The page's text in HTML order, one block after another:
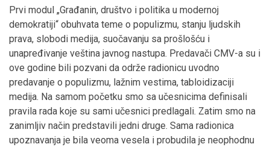
Prvi modul „Građanin, društvo i politika u modernoj
demokratiji“ obuhvata teme o populizmu, stanju ljudskih
prava, slobodi medija, suočavanju sa prošlošću i
unapređivanje veština javnog nastupa. Predavači CMV-a su i
ove godine bili pozvani da održe radionicu uvodno
predavanje o populizmu, lažnim vestima, tabloidizaciji
medija. Na samom početku smo sa učesnicima definisali
pravila rada koje su sami učesnici predlagali. Zatim smo na
zanimljiv način predstavili jedni druge. Sama radionica
upoznavanja je bila veoma vesela i probudila je neophodnu